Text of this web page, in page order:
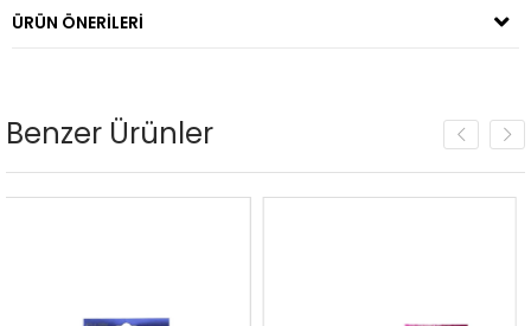
ÜRÜN ÖNERILERI
Benzer Ürünler